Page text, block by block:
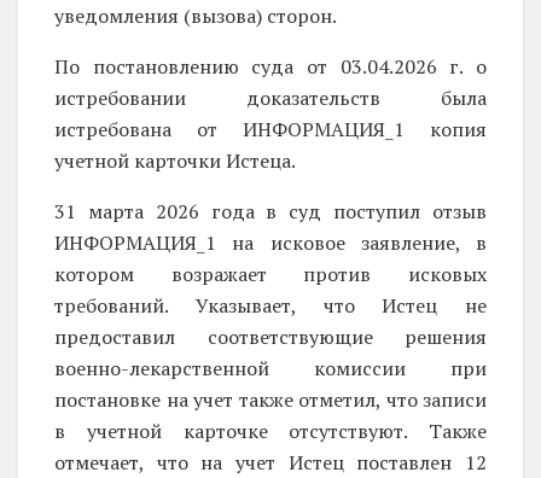
уведомления (вызова) сторон.
По постановлению суда от 03.04.2026 г. о
истребовании доказательств была
истребована от ИНФОРМАЦИЯ_1 копия
учетной карточки Истеца.
31 марта 2026 года в суд поступил отзыв
ИНФОРМАЦИЯ_1 на исковое заявление, в
котором возражает против исковых
требований. Указывает, что Истец не
предоставил соответствующие решения
военно-лекарственной комиссии при
постановке на учет также отметил, что записи
в учетной карточке отсутствуют. Также
отмечает, что на учет Истец поставлен 12